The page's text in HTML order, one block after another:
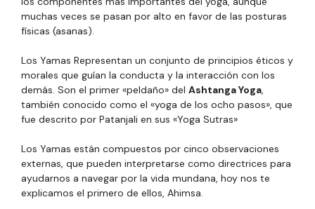
muchas veces se pasan por alto en favor de las posturas
físicas (asanas).
Los Yamas Representan un conjunto de principios éticos y
morales que guían la conducta y la interacción con los
demás. Son el primer «peldaño» del Ashtanga Yoga,
también conocido como el «yoga de los ocho pasos», que
fue descrito por Patanjali en sus «Yoga Sutras»
Los Yamas están compuestos por cinco observaciones
externas, que pueden interpretarse como directrices para
ayudarnos a navegar por la vida mundana, hoy nos te
explicamos el primero de ellos, Ahimsa.